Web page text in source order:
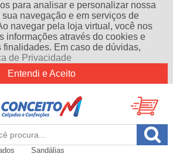
para analisar e personalizar nossa
sua navegação e em serviços de
navegar pela loja virtual, você nos
informações através do cookies e
finalidades. Em caso de dúvidas,
de Privacidade
Entendi e Aceito
Sandálias